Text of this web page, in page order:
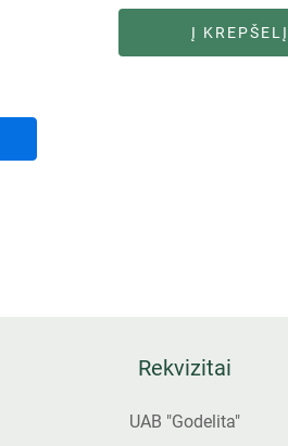
Į KREPŠELĮ
Rekvizitai
UAB "Godelita"